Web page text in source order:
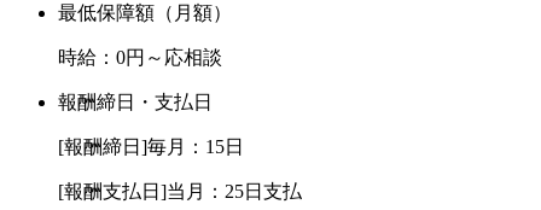
最低保障額（月額）
時給：0円～応相談
報酬締日・支払日
[報酬締日]毎月：15日
[報酬支払日]当月：25日支払